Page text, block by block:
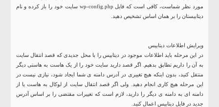
مورد نظر شماست، کافی است که فایل wp-config.php سایت خود را باز کرده و نام
دیتابیستان را بر همان اساس تشخیص دهید.
ویرایش اطلاعات دیتابیس
در این مرحله باید اطلاعات موجود در دیتابیس را با محل جدیدی که قصد انتقال سایت
به آن را داریم تطابق بدهیم. اگر قصد دارید سایت خود را از یک هاست به هاستی دیگر
منتقل کنید، بدون اینکه هیچ تغییری در آدرس دامنه ی شما ایجاد شود، نیازی نیست در
این مرحله هیچ کاری انجام دهید. ولی اگر قصد انتقال سایت از لوکال به هاست یا از
دامنه ای به دامنه ی دیگر را دارید، لازم است که تغییرات مقتضی را بر اساس آدرس
جدید در فایل دیتابیس اعمال کنید.